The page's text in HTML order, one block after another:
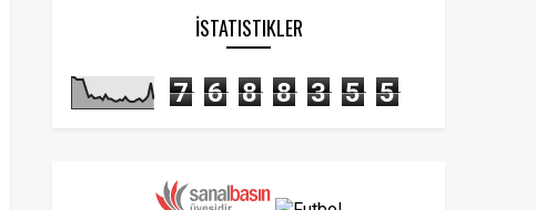
İSTATISTIKLER
7 6 8 8 3 5 5